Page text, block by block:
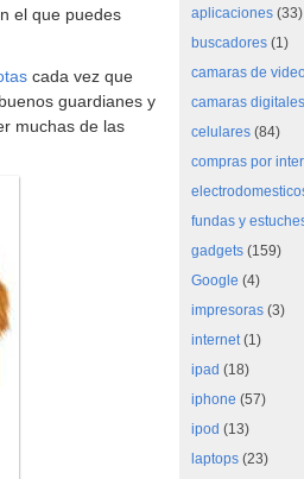
el que puedes
cada vez que
guardianes y
muchas de las
aplicaciones(33)
buscadores(1)
camaras de
camaras digitales
celulares(84)
compras por
fundas y
gadgets(159)
Google (4)
impresoras(3)
internet(1)
ipad (18)
iphone (57)
ipod (13)
laptops(23)